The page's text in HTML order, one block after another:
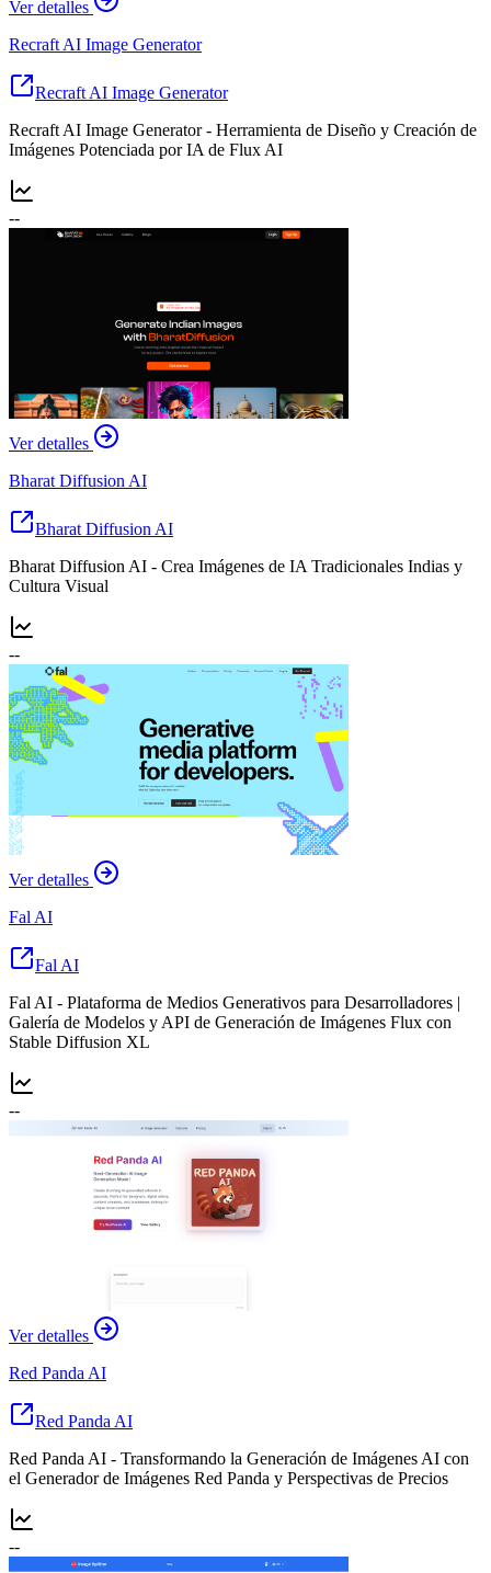
Ver detalles
Recraft AI Image Generator
Recraft AI Image Generator
Recraft AI Image Generator - Herramienta de Diseño y Creación de
Imágenes Potenciada por IA de Flux AI
--
Ver detalles
Bharat Diffusion AI
Bharat Diffusion AI
Bharat Diffusion AI - Crea Imágenes de IA Tradicionales Indias y
Cultura Visual
--
Ver detalles
Fal AI
Fal AI
Fal AI - Plataforma de Medios Generativos para Desarrolladores |
Galería de Modelos y API de Generación de Imágenes Flux con
Stable Diffusion XL
--
Ver detalles
Red Panda AI
Red Panda AI
Red Panda AI - Transformando la Generación de Imágenes AI con
el Generador de Imágenes Red Panda y Perspectivas de Precios
--